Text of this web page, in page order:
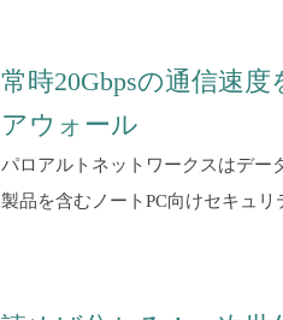
常時20Gbpsの通信速
アウォール
パロアルトネットワークスはデー
製品を含むノートPC向けセキュリ